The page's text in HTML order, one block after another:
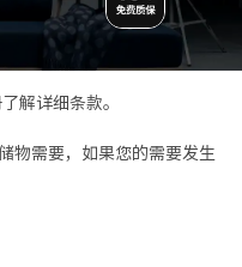
解详细条款。
物需要，如果您的需要发生